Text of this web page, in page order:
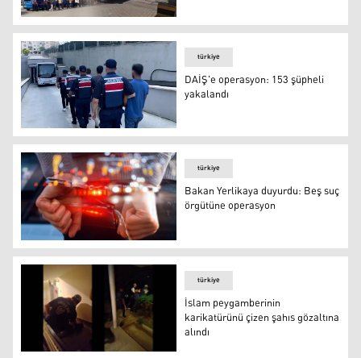
Suç örgütlerine operasyon: 35 şüpheli yakalandı
DAİŞ'e operasyon: 153 şüpheli yakalandı
türkiye
DAİŞ'e operasyon: 153 şüpheli
yakalandı
Bakan Yerlikaya duyurdu: Beş suç örgütüne operasyon
türkiye
Bakan Yerlikaya duyurdu: Beş suç
örgütüne operasyon
türkiye
İslam peygamberinin
karikatürünü çizen şahıs gözaltına
alındı